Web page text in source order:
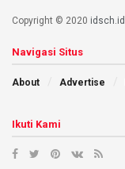
Copyright © 2020 idsch.id
Navigasi Situs
About Advertise
Ikuti Kami